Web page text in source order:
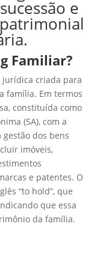
e
Familiar?
criada para
família. Em termos
constituída como
(SA), com a
dos bens
imóveis,
e patentes. O
“to hold”, que
que essa
da família.